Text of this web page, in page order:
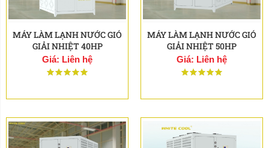
MÁY LÀM LẠNH NƯỚC GIÓ
GIẢI NHIỆT 40HP
Giá: Liên hệ
MÁY LÀM LẠNH NƯỚC GIÓ
GIẢI NHIỆT 50HP
Giá: Liên hệ